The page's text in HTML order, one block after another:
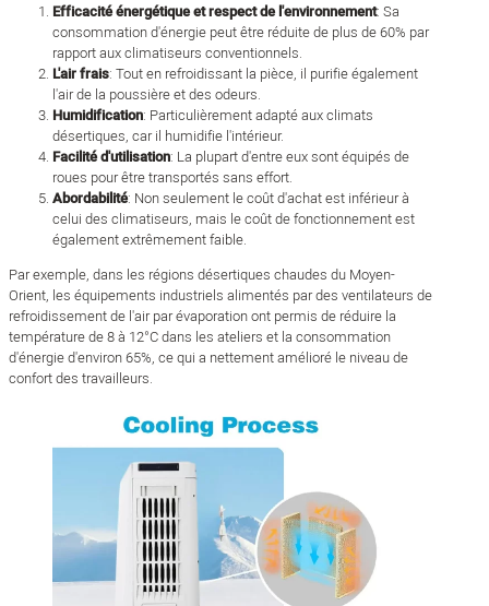
Efficacité énergétique et respect de l'environnement: Sa
consommation d'énergie peut être réduite de plus de 60% par
rapport aux climatiseurs conventionnels.
L'air frais: Tout en refroidissant la pièce, il purifie également
l'air de la poussière et des odeurs.
Humidification: Particulièrement adapté aux climats
désertiques, car il humidifie l'intérieur.
Facilité d'utilisation: La plupart d'entre eux sont équipés de
roues pour être transportés sans effort.
Abordabilité: Non seulement le coût d'achat est inférieur à
celui des climatiseurs, mais le coût de fonctionnement est
également extrêmement faible.
Par exemple, dans les régions désertiques chaudes du Moyen-
Orient, les équipements industriels alimentés par des ventilateurs de
refroidissement de l'air par évaporation ont permis de réduire la
température de 8 à 12°C dans les ateliers et la consommation
d'énergie d'environ 65%, ce qui a nettement amélioré le niveau de
confort des travailleurs.